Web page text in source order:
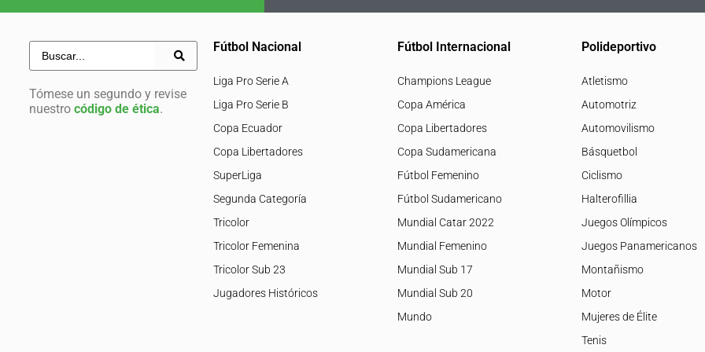
Tómese un segundo y revise
nuestro código de ética.
Fútbol Nacional
Liga Pro Serie A
Liga Pro Serie B
Copa Ecuador
Copa Libertadores
SuperLiga
Segunda Categoría
Tricolor
Tricolor Femenina
Tricolor Sub 23
Jugadores Históricos
Fútbol Internacional
Champions League
Copa América
Copa Libertadores
Copa Sudamericana
Fútbol Femenino
Fútbol Sudamericano
Mundial Catar 2022
Mundial Femenino
Mundial Sub 17
Mundial Sub 20
Mundo
Polideportivo
Atletismo
Automotriz
Automovilismo
Básquetbol
Ciclismo
Halterofillia
Juegos Olímpicos
Juegos Panamericanos
Montañismo
Motor
Mujeres de Élite
Tenis